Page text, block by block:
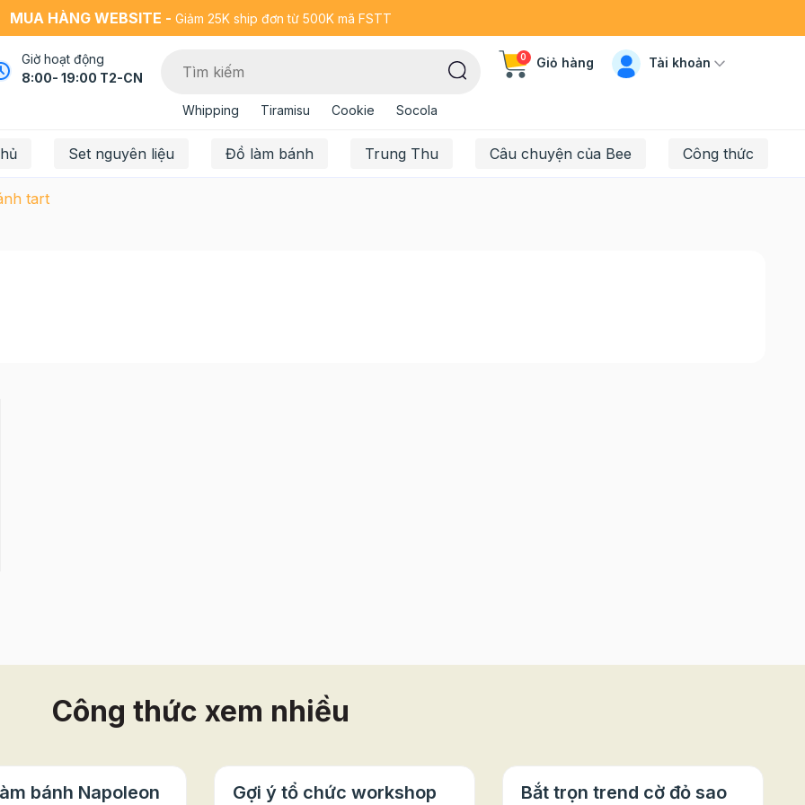
MUA HÀNG WEBSITE - Giảm 25K ship đơn từ 500K mã FSTT
Giờ hoạt động
8:00- 19:00 T2-CN
Whipping Tiramisu Cookie Socola
0 Giỏ hàng Tài khoản
Set nguyên liệu Đồ làm bánh Trung Thu Câu chuyện của Bee Công thức
tart
Công thức xem nhiều
bánh Napoleon
Gợi ý tổ chức workshop
Bắt trọn trend cờ đỏ sao